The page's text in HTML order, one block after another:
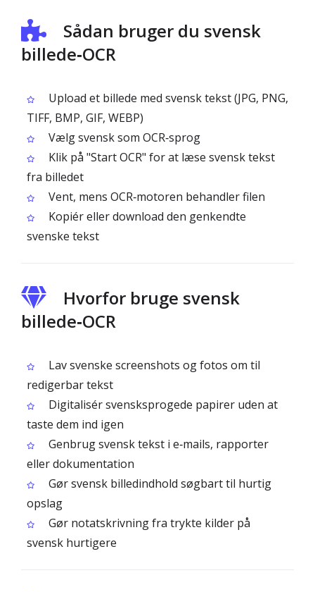
Sådan bruger du svensk
billede‑OCR
Upload et billede med svensk tekst (JPG, PNG,
TIFF, BMP, GIF, WEBP)
Vælg svensk som OCR‑sprog
Klik på "Start OCR" for at læse svensk tekst
fra billedet
Vent, mens OCR‑motoren behandler filen
Kopiér eller download den genkendte
svenske tekst
Hvorfor bruge svensk
billede‑OCR
Lav svenske screenshots og fotos om til
redigerbar tekst
Digitalisér svensksprogede papirer uden at
taste dem ind igen
Genbrug svensk tekst i e‑mails, rapporter
eller dokumentation
Gør svensk billedindhold søgbart til hurtig
opslag
Gør notatskrivning fra trykte kilder på
svensk hurtigere